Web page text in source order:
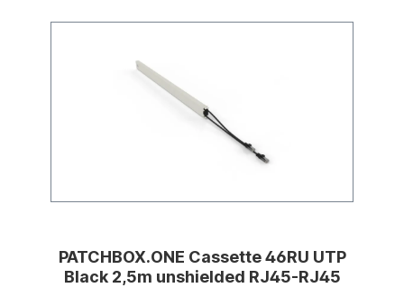
PATCHBOX.ONE Cassette 46RU UTP
Black 2,5m unshielded RJ45-RJ45